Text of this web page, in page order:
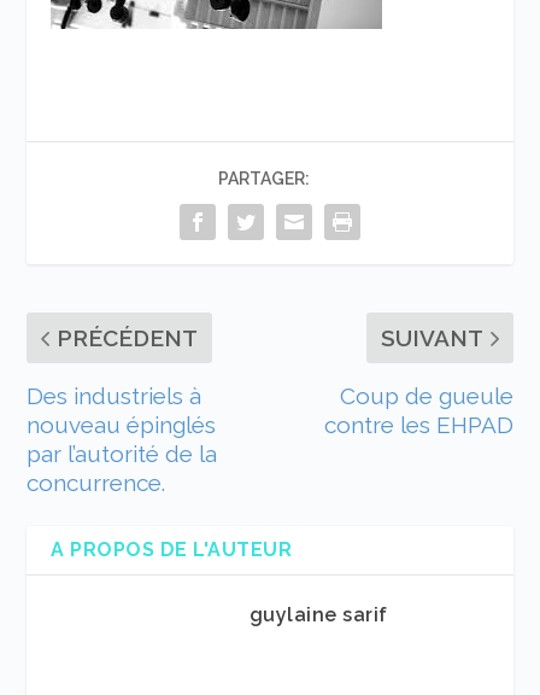
PARTAGER:
PRÉCÉDENT
Des industriels à
nouveau épinglés
par l’autorité de la
concurrence.
SUIVANT
Coup de gueule
contre les EHPAD
A PROPOS DE L'AUTEUR
guylaine sarif